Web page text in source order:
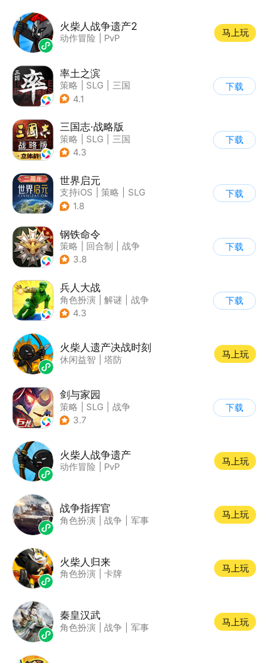
火柴人战争遗产2
动作冒险 PvP
马上玩
率土之滨
策略 SLG
三国
| 中国风
4.1
下载
三国志·战略版
策略 SLG
三国
| 三国志
4.3
下载
世界启元
支持iOS 策略
SLG
| 战争
1.8
下载
钢铁命令
策略 回合制
战争
| 欧美风
3.8
下载
兵人大战
角色扮演 解谜
战争
| 文字游戏
4.3
下载
火柴人遗产决战时刻
休闲益智 塔防
马上玩
剑与家园
策略 SLG
战争
| 欧美风
3.7
下载
火柴人战争遗产
动作冒险 PvP
马上玩
战争指挥官
角色扮演 战争 军事
马上玩
火柴人归来
角色扮演 卡牌
马上玩
秦皇汉武
角色扮演 战争 军事
马上玩